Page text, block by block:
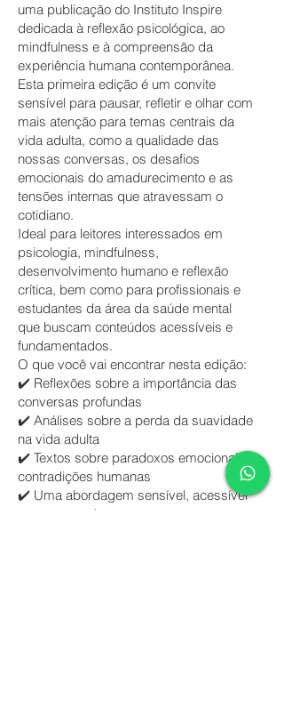
uma publicação do Instituto Inspire
dedicada à reflexão psicológica, ao
mindfulness e à compreensão da
experiência humana contemporânea.
Esta primeira edição é um convite
sensível para pausar, refletir e olhar com
mais atenção para temas centrais da
vida adulta, como a qualidade das
nossas conversas, os desafios
emocionais do amadurecimento e as
tensões internas que atravessam o
cotidiano.
Ideal para leitores interessados em
psicologia, mindfulness,
desenvolvimento humano e reflexão
crítica, bem como para profissionais e
estudantes da área da saúde mental
que buscam conteúdos acessíveis e
fundamentados.
O que você vai encontrar nesta edição:
✔️ Reflexões sobre a importância das
conversas profundas
✔️ Análises sobre a perda da suavidade
na vida adulta
✔️ Textos sobre paradoxos emocionais e
contradições humanas
✔️ Uma abordagem sensível, acessível
e contemporânea